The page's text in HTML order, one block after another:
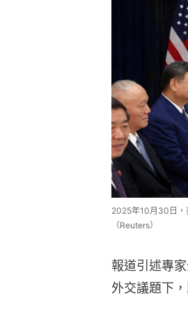
2025年10月30日，
（Reuters）
報道引述專
外交議題下